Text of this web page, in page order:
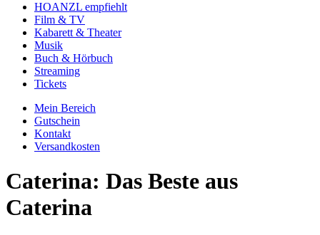
HOANZL empfiehlt
Film & TV
Kabarett & Theater
Musik
Buch & Hörbuch
Streaming
Tickets
Mein Bereich
Gutschein
Kontakt
Versandkosten
Caterina: Das Beste aus
Caterina